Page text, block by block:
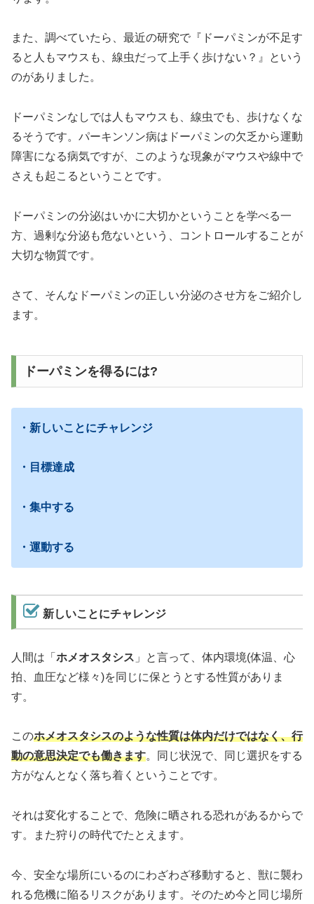
また、調べていたら、最近の研究で『ドーパミンが不足す
ると人もマウスも、線虫だって上手く歩けない？』という
のがありました。
ドーパミンなしでは人もマウスも、線虫でも、歩けなくな
るそうです。パーキンソン病はドーパミンの欠乏から運動
障害になる病気ですが、このような現象がマウスや線中で
さえも起こるということです。
ドーパミンの分泌はいかに大切かということを学べる一
方、過剰な分泌も危ないという、コントロールすることが
大切な物質です。
さて、そんなドーパミンの正しい分泌のさせ方をご紹介し
ます。
ドーパミンを得るには?
・新しいことにチャレンジ
・目標達成
・集中する
・運動する
新しいことにチャレンジ
人間は「 ホメオスタシス 」と言って、体内環境(体温、心
拍、血圧など様々)を同じに保とうとする性質がありま
す。
このホメオスタシスのような性質は体内だけではなく、行
動の意思決定でも働きます。同じ状況で、同じ選択をする
方がなんとなく落ち着くということです。
それは変化することで、危険に晒される恐れがあるからで
す。また狩りの時代でたとえます。
今、安全な場所にいるのにわざわざ移動すると、獣に襲わ
れる危機に陥るリスクがあります。そのため今と同じ場所